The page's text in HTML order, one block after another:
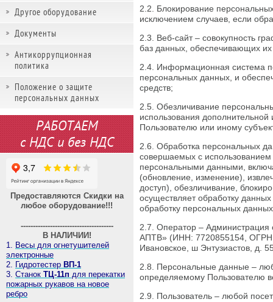
2.2. Блокирование
исключением случаев, если
2.3. Веб-сайт – совокупность
баз данных, обеспечивающих их
2.4. Информационная система
персональных данных, и
средств;
2.5. Обезличивание
использования
Пользователю или иному
2.6. Обработка персональных
совершаемых с использованием
персональными данными,
(обновление, изменение),
доступ), обезличивание,
осуществляет обработку
обработку персональных
2.7. Оператор –
АПТВ» (ИНН: 7720855154, ОГРН:
Ивановское, ш Энтузиастов, д.
2.8. Персональные данные –
определяемому Пользователю
2.9. Пользователь – любой
Другое оборудование
Документы
Антикоррупционная
политика
Положение о защите
персональных данных
РАБОТАЕМ
с НДС и без НДС
Предоставляются Скидки на
любое оборудование!!!
--------------------------------------
В НАЛИЧИИ!
1. Весы для огнетушителей
электронные
2. Гидротестер ВП-1
3. Станок ТЦ-11п для перекатки
пожарных рукавов на новое
ребро